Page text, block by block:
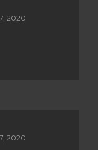
2020
2020